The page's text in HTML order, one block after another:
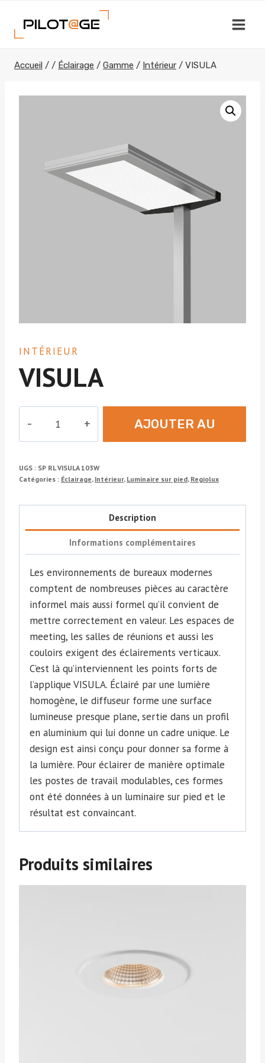
contenu
Accueil / / Éclairage / Gamme / Intérieur / VISULA
INTÉRIEUR
VISULA
VISULA
AJOUTER AU
UGS : SP RL VISULA 103W
Catégories : Éclairage, Intérieur, Luminaire sur pied, Regiolux
Description
Informations complémentaires
Les environnements de bureaux modernes
comptent de nombreuses pièces au caractère
informel mais aussi formel qu’il convient de
mettre correctement en valeur. Les espaces de
meeting, les salles de réunions et aussi les
couloirs exigent des éclairements verticaux.
C’est là qu’interviennent les points forts de
l’applique VISULA. Éclairé par une lumière
homogène, le diffuseur forme une surface
lumineuse presque plane, sertie dans un profil
en aluminium qui lui donne un cadre unique. Le
design est ainsi conçu pour donner sa forme à
la lumière. Pour éclairer de manière optimale
les postes de travail modulables, ces formes
ont été données à un luminaire sur pied et le
résultat est convaincant.
Produits similaires